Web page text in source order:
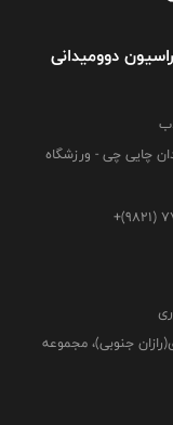
دوومیدانی
چایی چی - ورزشگاه
+(9821)
جنوبی)، مجموعه